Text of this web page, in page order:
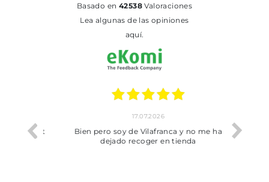
basado en 42538Valoraciones
Lea algunas de las opiniones
aquí.
trobat
17.07.2026
Bien pero soy de Vilafranca y no me ha
dejado recoger en tienda